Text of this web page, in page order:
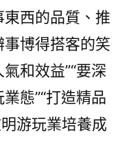
西的品質、推
博得搭客的笑
和效益”“要深
態”“打造精品
游玩業培養成